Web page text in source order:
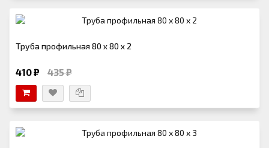
Труба профильная 80 х 80 х 2
410 ₽ 435 ₽